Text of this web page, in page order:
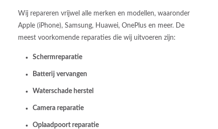
Wij repareren vrijwel alle merken en modellen, waaronder
Apple (iPhone), Samsung, Huawei, OnePlus en meer. De
meest voorkomende reparaties die wij uitvoeren zijn:
Schermreparatie
Batterij vervangen
Waterschade herstel
Camera reparatie
Oplaadpoort reparatie